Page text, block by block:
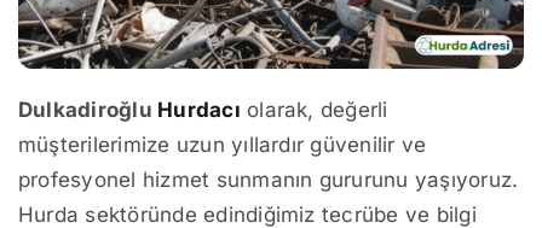
Dulkadiroğlu Hurdacı olarak, değerli
müşterilerimize uzun yıllardır güvenilir ve
profesyonel hizmet sunmanın gururunu yaşıyoruz.
Hurda sektöründe edindiğimiz tecrübe ve bilgi